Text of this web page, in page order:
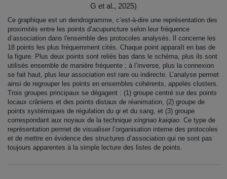
G et al., 2025)
Ce graphique est un dendrogramme, c’est-à-dire une représentation des
proximités entre les points d’acupuncture selon leur fréquence
d’association dans l'ensemble des protocoles analysés. Il concerne les
18 points les plus fréquemment cités. Chaque point apparaît en bas de
la figure. Plus deux points sont reliés bas dans le schéma, plus ils sont
utilisés ensemble de manière fréquente ; à l’inverse, plus la connexion
se fait haut, plus leur association est rare ou indirecte. L’analyse permet
ainsi de regrouper les points en ensembles cohérents, appelés clusters.
Trois groupes principaux se dégagent : (1) groupe centré sur des points
locaux crâniens et des points distaux de réanimation, (2) groupe de
points systémiques de régulation du qi et du sang, et (3) groupe
correspondant aux noyaux de la technique xingnao kaiqiao . Ce type de
représentation permet de visualiser l’organisation interne des protocoles
et de mettre en évidence des structures d’association qui ne sont pas
toujours apparentes à la simple lecture des listes de points.